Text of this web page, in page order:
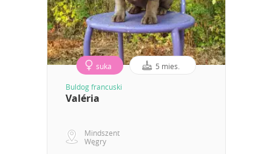
suka 5 mies.
Buldog francuski
Valéria
Mindszent
Węgry